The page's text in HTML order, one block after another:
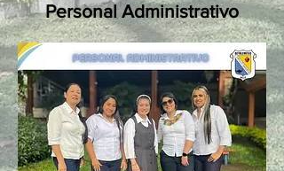
Personal Administrativo